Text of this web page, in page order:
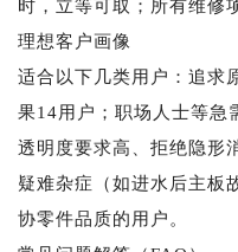
时，立等可取；所有维修
理想客户画像
适合以下几类用户：追求
果14用户；职场人士等急
透明度要求高、拒绝隐形
疑难杂症（如进水后主板
协零件品质的用户。